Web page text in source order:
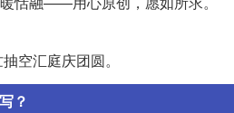
空汇庭庆团圆。
？